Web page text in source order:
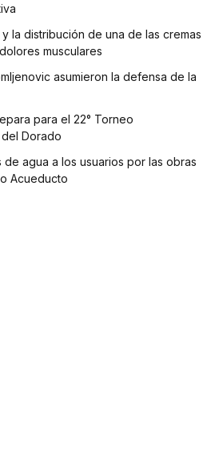
la distribución de una de las cremas
musculares
asumieron la defensa de la
para el 22° Torneo
Dorado
agua a los usuarios por las obras
Acueducto